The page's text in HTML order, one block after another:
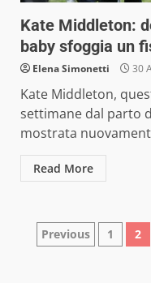
Kate Middleton:
baby sfoggia un
Elena Simonetti 30
Kate Middleton,
settimane dal parto
mostrata
Read More
Previous 1 2